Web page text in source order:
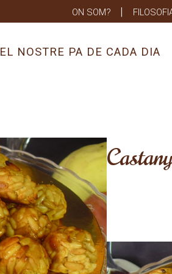
ON SOM?
EL NOSTRE PA DE CADA DIA